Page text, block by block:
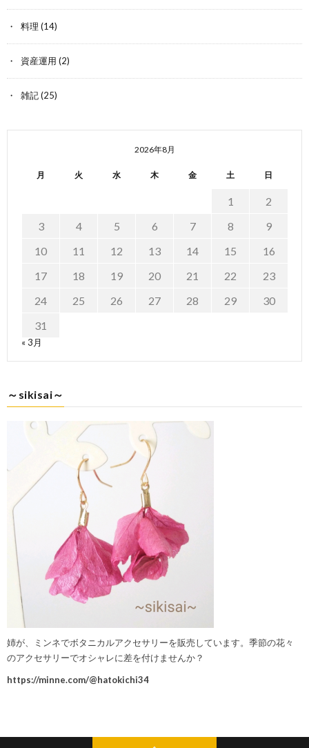
料理 (14)
資産運用 (2)
雑記(25)
2026年8月
月 火 水 木 金 土 日
1
2
3
4 5 6 7 8
9
10
11 12 13 14 15
16
17
18 19 20 21 22
23
24
25 26 27 28 29
30
31
« 3月
～sikisai～
姉が、ミンネでボタニカルアクセサリーを販売しています。季節の花々
のアクセサリーでオシャレに差を付けませんか？
https://minne.com/@hatokichi34